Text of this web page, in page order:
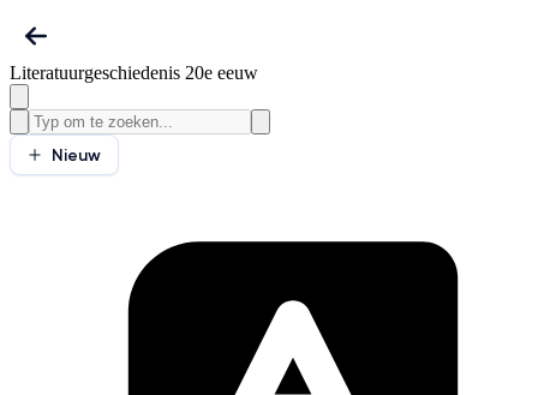
Literatuurgeschiedenis 20e eeuw
Nieuw